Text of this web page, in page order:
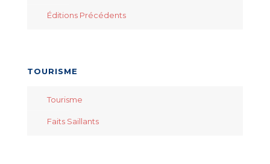
Éditions Précédents
TOURISME
Tourisme
Faits Saillants